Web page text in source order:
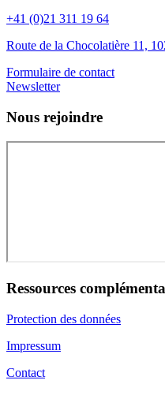
+41 (0)21 311 19 64
Route de la Chocolatière 11,
Formulaire de contact
Newsletter
Nous rejoindre
Ressources
Protection des données
Impressum
Contact